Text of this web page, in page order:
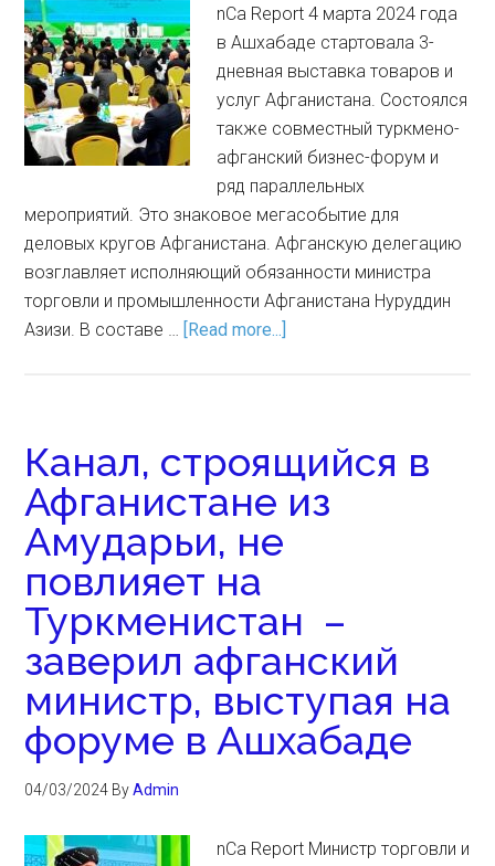
nCa Report 4 марта 2024 года
в Ашхабаде стартовала 3-
дневная выставка товаров и
услуг Афганистана. Состоялся
также совместный туркмено-
афганский бизнес-форум и
ряд параллельных
мероприятий. Это знаковое мегасобытие для
деловых кругов Афганистана. Афганскую делегацию
возглавляет исполняющий обязанности министра
торговли и промышленности Афганистана Нуруддин
Азизи. В составе … [Read more...]
Канал, строящийся в
Афганистане из
Амударьи, не
повлияет на
Туркменистан –
заверил афганский
министр, выступая на
форуме в Ашхабаде
04/03/2024 ByAdmin
nCa Report Министр торговли и